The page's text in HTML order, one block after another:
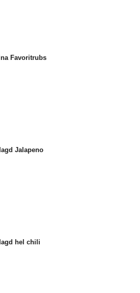
Favoritrubs
Jalapeno
hel chili